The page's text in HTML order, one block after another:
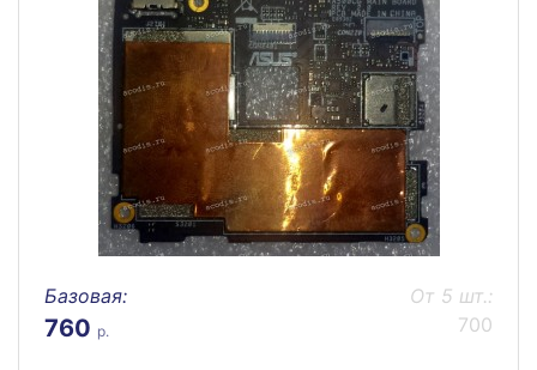
Базовая:
760 р.
От 5 шт.:
700